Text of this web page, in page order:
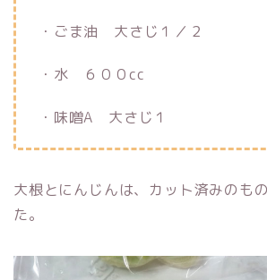
・ごま油 大さじ１／２
・水 ６００cc
・味噌A 大さじ１
大根とにんじんは、カット済みのも
た。